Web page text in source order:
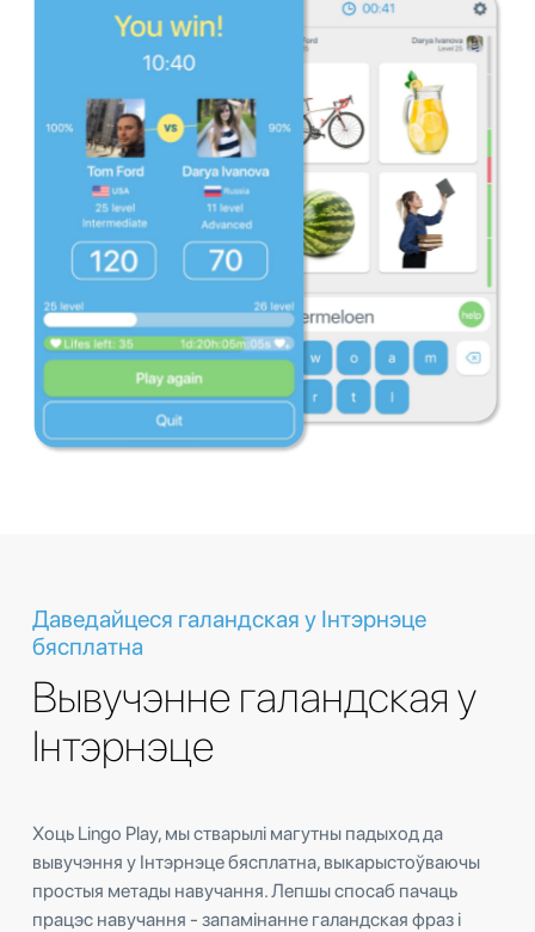
Даведайцеся галандская у Інтэрнэце
бясплатна
Вывучэнне галандская у
Інтэрнэце
Хоць Lingo Play, мы стварылі магутны падыход да
вывучэння у Інтэрнэце бясплатна, выкарыстоўваючы
простыя метады навучання. Лепшы спосаб пачаць
працэс навучання - запамінанне галандская фраз і